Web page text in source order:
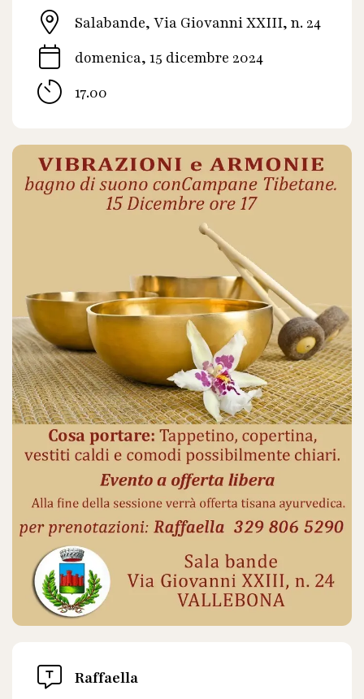
Salabande, Via Giovanni XXIII, n. 24
domenica, 15 dicembre 2024
17.00
Raffaella